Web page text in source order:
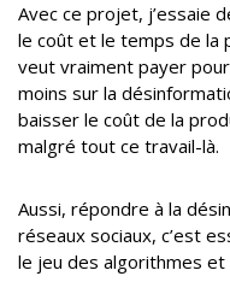
Avec ce projet, j’essaie
le coût et le temps de la
veut vraiment payer
moins sur la
baisser le coût de la
malgré tout ce travail-là.
Aussi, répondre à la
réseaux sociaux, c’est
le jeu des algorithmes